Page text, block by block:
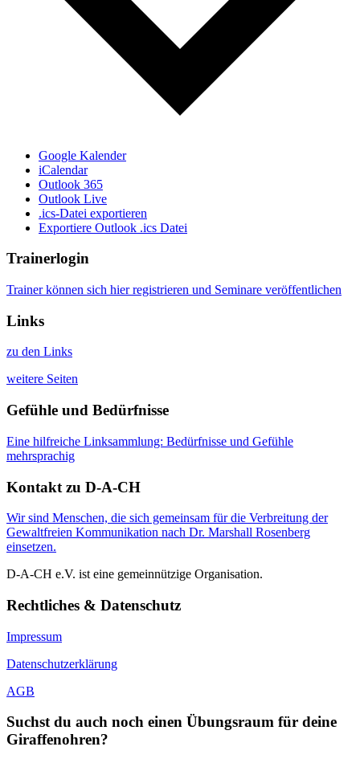
Google Kalender
iCalendar
Outlook 365
Outlook Live
.ics-Datei exportieren
Exportiere Outlook .ics Datei
Trainerlogin
Trainer können sich hier registrieren und Seminare veröffentlichen
Links
zu den Links
weitere Seiten
Gefühle und Bedürfnisse
Eine hilfreiche Linksammlung: Bedürfnisse und Gefühle
mehrsprachig
Kontakt zu D-A-CH
Wir sind Menschen, die sich gemeinsam für die Verbreitung der
Gewaltfreien Kommunikation nach Dr. Marshall Rosenberg
einsetzen.
D-A-CH e.V. ist eine gemeinnützige Organisation.
Rechtliches & Datenschutz
Impressum
Datenschutzerklärung
AGB
Suchst du auch noch einen Übungsraum für deine
Giraffenohren?